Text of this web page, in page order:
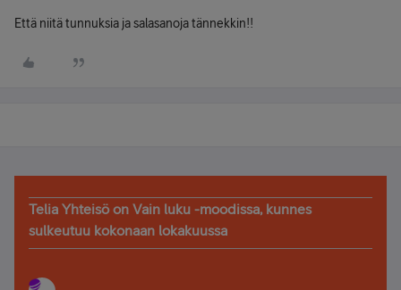
Että niitä tunnuksia ja salasanoja tännekkin!!
Telia Yhteisö on Vain luku -moodissa, kunnes
sulkeutuu kokonaan lokakuussa